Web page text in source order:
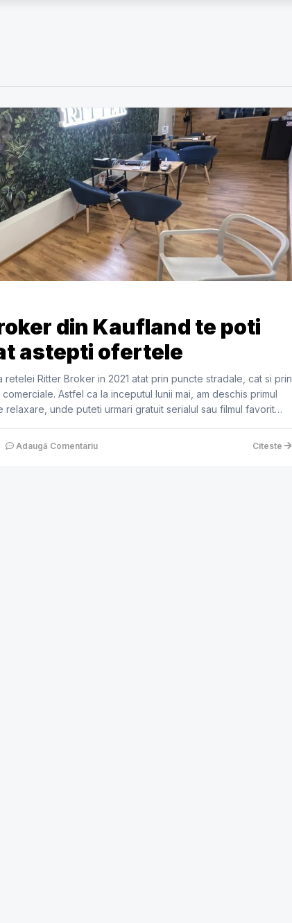
din Kaufland te poti
astepti ofertele
Ritter Broker in 2021 atat prin puncte stradale, cat si prin
Astfel ca la inceputul lunii mai, am deschis primul
unde puteti urmari gratuit serialul sau filmul favorit
Adaugă Comentariu Citeste